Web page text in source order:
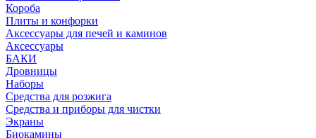
Короба
Плиты и конфорки
Аксессуары для печей и каминов
Аксессуары
БАКИ
Дровницы
Наборы
Средства для розжига
Средства и приборы для чистки
Экраны
Биокамины